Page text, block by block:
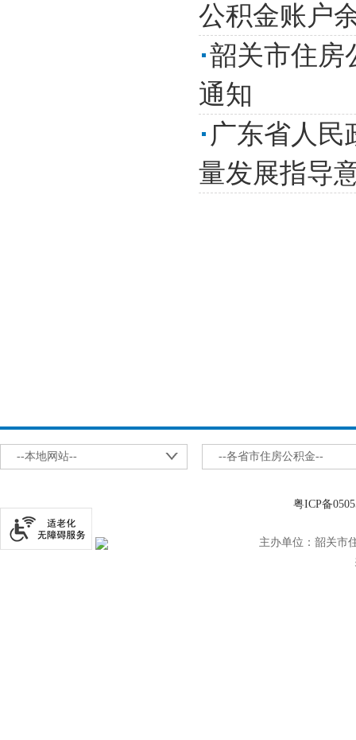
公积金账户
韶关市住房
通知
广东省人民
量发展指导
--本地网站-- --各省市住房公积金--
粤ICP备
主办单位：韶关市